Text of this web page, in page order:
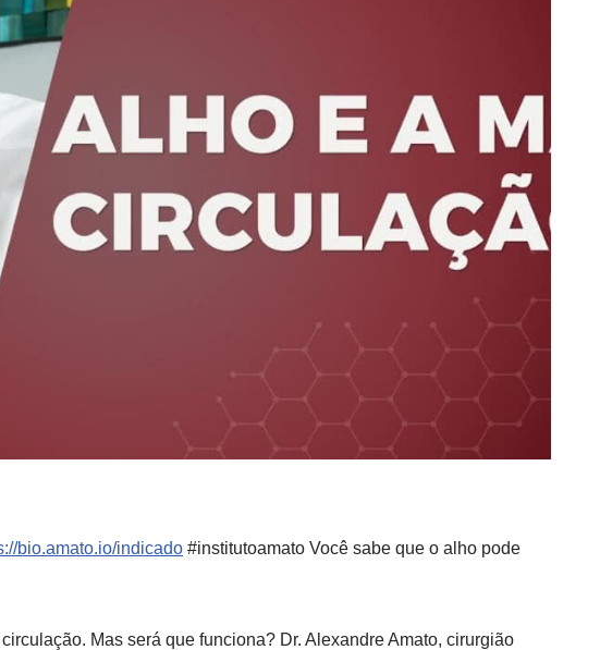
bio.amato.io/indicado #institutoamato Você sabe que o alho pode
Mas será que funciona? Dr. Alexandre Amato, cirurgião